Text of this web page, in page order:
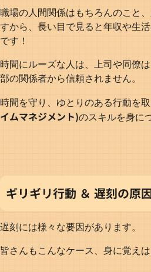
職場の人間関係はもちろんのこと
すから、長い目で見ると年収や生
です！
時間にルーズな人は、上司や同僚
部の関係者から信頼されません。
時間を守り、ゆとりのある行動を
イムマネジメント)のスキルを身に
ギリギリ行動 ＆ 遅刻の原
遅刻には様々な要因があります。
皆さんもこんなケース、身に覚え